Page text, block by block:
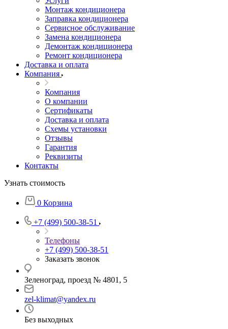
Монтаж кондиционера
Заправка кондиционера
Сервисное обслуживание
Замена кондиционера
Демонтаж кондиционера
Ремонт кондиционера
Доставка и оплата
Компания
Компания
О компании
Сертификаты
Доставка и оплата
Схемы установки
Отзывы
Гарантия
Реквизиты
Контакты
Узнать стоимость
0 Корзина
+7 (499) 500-38-51
Телефоны
+7 (499) 500-38-51
Заказать звонок
Зеленоград, проезд № 4801, 5
zel-klimat@yandex.ru
Без выходных